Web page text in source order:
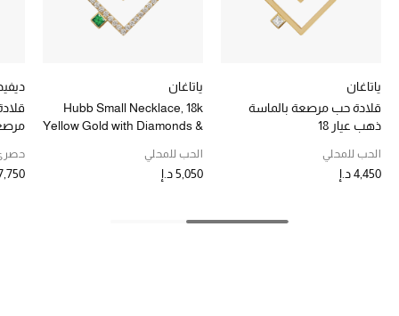
الموسم الجديد
حصريًا عبر الإنترنت
جميع إصدارتنا النسائية
ياتاغان
قلادة حب مرصعة بالماسة
ذهب عيار 18
الحب للمحلي
4,450 د.إ
ياتاغان
Hubb Small Necklace, 18k
Yellow Gold with Diamonds &
الحب للمحلي
5,050 د.إ 7,750